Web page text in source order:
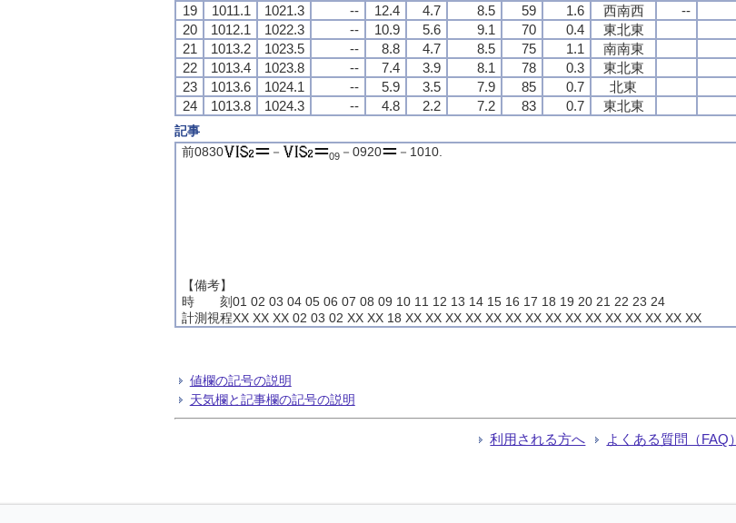
19
1011.1 1021.3 -- 12.4 4.7 8.5 59 1.6 西南西
--
20
1012.1 1022.3 -- 10.9 5.6 9.1 70 0.4
東北東
21
1013.2 1023.5 -- 8.8 4.7 8.5 75 1.1
南南東
22
1013.4 1023.8 -- 7.4 3.9 8.1 78 0.3
東北東
23
1013.6 1024.1 -- 5.9 3.5 7.9 85 0.7
北東
24
1013.8 1024.3 -- 4.8 2.2 7.2 83 0.7 東北東
記事
前0830
－ 09－0920 －1010.
【備考】
時 刻01 02 03 04 05 06 07 08 09 10 11 12 13 14 15 16 17 18 19 20 21 22 23 24
計測視程XX XX XX 02 03 02 XX XX 18 XX XX XX XX XX XX XX XX XX XX XX XX XX XX XX
値欄の記号の説明
天気欄と記事欄の記号の説明
利用される方へ よくある質問（FAQ）